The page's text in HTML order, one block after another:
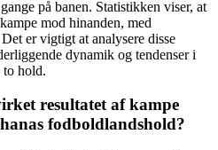
på banen. Statistikken viser, at
mod hinanden, med
er vigtigt at analysere disse
dynamik og tendenser i
to hold.
resultatet af kampe
fodboldlandshold?